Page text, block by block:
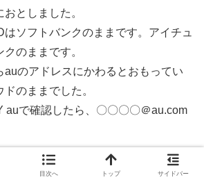
としました。
ソフトバンクのままです。アイチュ
のままです。
auのアドレスにかわるとおもってい
のままでした。
auで確認したら、〇〇〇〇＠au.com
目次へ トップ サイドバー